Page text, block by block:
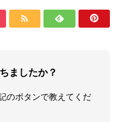
  
ましたか？
のボタンで教えてくだ